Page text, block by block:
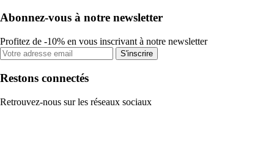
Abonnez-vous à notre newsletter
Profitez de -10% en vous inscrivant à notre newsletter
S'inscrire
Restons connectés
Retrouvez-nous sur les réseaux sociaux